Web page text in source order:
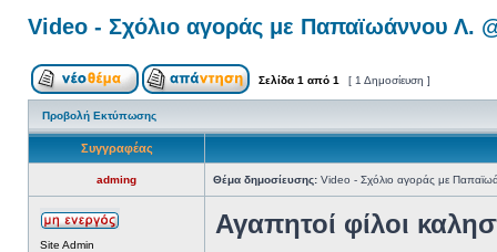
Video - Σχόλιο αγοράς με Παπαϊωάννου Λ.
Σελίδα 1 από 1 [ 1 Δημοσίευση ]
Προβολή Εκτύπωσης
Συγγραφέας
adming Θέμα δημοσίευσης: Video - Σχόλιο αγοράς με
Site Admin
Αγαπητοί φίλοι